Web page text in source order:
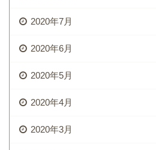
2020年7月
2020年6月
2020年5月
2020年4月
2020年3月